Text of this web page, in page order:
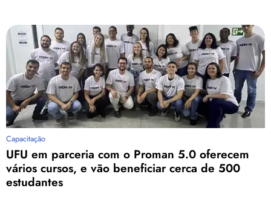
Capacitação
UFU em parceria com o Proman 5.0 oferecem
vários cursos, e vão beneficiar cerca de 500
estudantes